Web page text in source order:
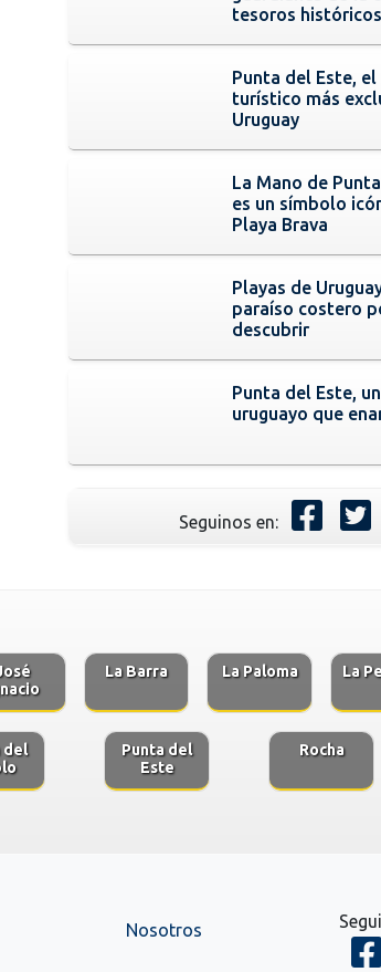
tesoros históricos
Punta del Este,
turístico más
Uruguay
La Mano de
es un símbolo
Playa Brava
Playas de
paraíso costero
descubrir
Punta del Este,
uruguayo que
Seguinos en:
La Barra La Paloma La
del
Punta del
Este
Rocha
Nosotros